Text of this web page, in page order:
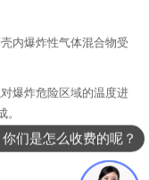
内爆炸性气体混合物受
爆炸危险区域的温度进
。
管上材料的防腐处理，
你们是怎么收费的呢？